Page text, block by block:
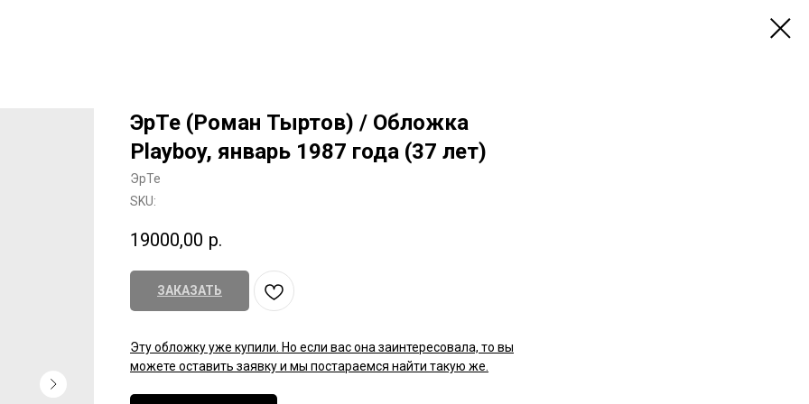
ЭрТе (Роман Тыртов) / Обложка
Playboy, январь 1987 года (37 лет)
ЭрТе
SKU:
19000,00 р.
ЗАКАЗАТЬ
Эту обложку уже купили. Но если вас она заинтересовала, то вы
можете оставить заявку и мы постараемся найти такую же.